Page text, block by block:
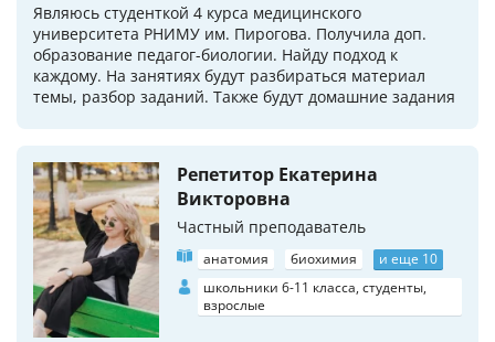
Являюсь студенткой 4 курса медицинского
университета РНИМУ им. Пирогова. Получила доп.
образование педагог-биологии. Найду подход к
каждому. На занятиях будут разбираться материал
темы, разбор заданий. Также будут домашние задания
Репетитор Екатерина
Викторовна
Частный преподаватель
анатомия биохимия
и еще 10
школьники 6-11 класса, студенты,
взрослые